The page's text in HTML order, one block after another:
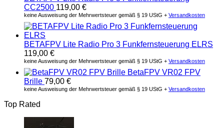
CC2500 119,00 €
keine Ausweisung der Mehrwertsteuer gemäß § 19 UStG + Versandkosten
BETAFPV Lite Radio Pro 3 Funkfernsteuerung ELRS
119,00 €
keine Ausweisung der Mehrwertsteuer gemäß § 19 UStG + Versandkosten
BetaFPV VR02 FPV
Brille 79,00 €
keine Ausweisung der Mehrwertsteuer gemäß § 19 UStG + Versandkosten
Top Rated